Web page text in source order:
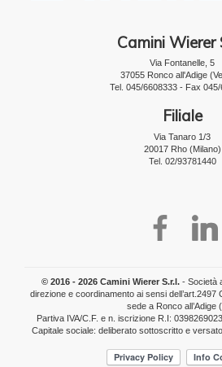
Camini Wierer
Via Fontanelle, 5
37055 Ronco all'Adige
Tel. 045/6608333 - Fax
Filiale
Via Tanaro 1/3
20017 Rho (Milano)
Tel. 02/93781440
© 2016 - 2026 Camini Wierer S.r.l. - Società
direzione e coordinamento ai sensi dell’art.2497
sede a Ronco all’Adige
Partiva IVA/C.F. e n. iscrizione R.I:
Capitale sociale: deliberato sottoscritto e